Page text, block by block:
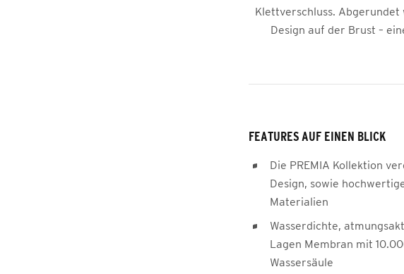
Klettverschluss. Abgerundet
Design auf der Brust –
FEATURES AUF EINEN BLICK
Die PREMIA Kollektion
Design, sowie
Materialien
Wasserdichte,
Lagen Membran mit
Wassersäule